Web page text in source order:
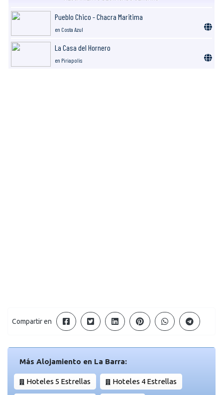
Pueblo Chico - Chacra Maritima
en Costa Azul
La Casa del Hornero
en Piriapolis
Compartir en
Más Alojamiento en La Barra:
Hoteles 5 Estrellas Hoteles 4 Estrellas